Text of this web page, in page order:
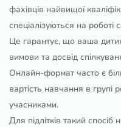
фахівців найвищої
спеціалізуються на роботі
Це гарантує, що ваша
вимови та досвід
Онлайн-формат часто є
вартість навчання в групі
учасниками.
Для підлітків такий